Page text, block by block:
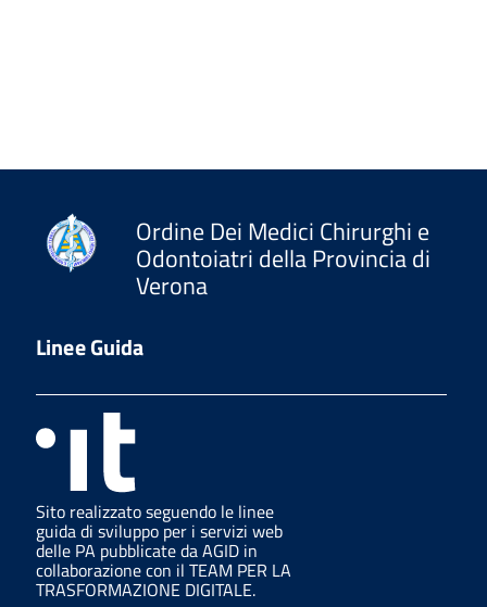
Ordine Dei Medici Chirurghi e
Odontoiatri della Provincia di
Verona
Linee Guida
Sito realizzato seguendo le linee
guida di sviluppo per i servizi web
delle PA pubblicate da AGID in
collaborazione con il TEAM PER LA
TRASFORMAZIONE DIGITALE.